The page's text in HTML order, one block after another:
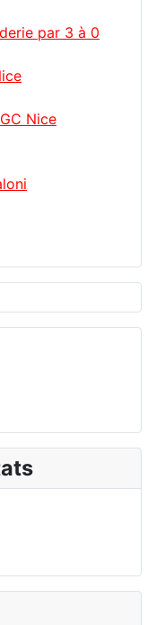
par 3 à 0
Nice